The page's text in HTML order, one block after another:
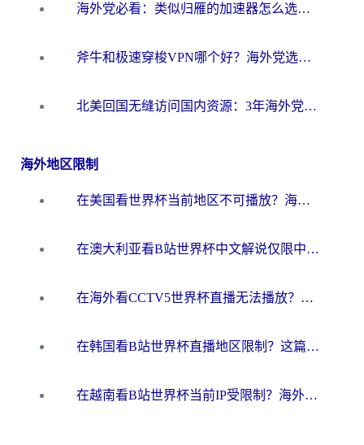
海外党必看：类似归雁的加速器怎么选？一篇搞定无缝访问国内资源
斧牛和极速穿梭VPN哪个好？海外党选回国加速器必看的真实对比与避坑指南
北美回国无缝访问国内资源：3年海外党亲测的加速器选择指南
海外地区限制
在美国看世界杯当前地区不可播放？海外党体育观赛终极指南来了！
在澳大利亚看B站世界杯中文解说仅限中国大陆？这篇指南帮你打破限制看遍赛事
在海外看CCTV5世界杯直播无法播放？这篇指南让你和国内球迷同步呐喊
在韩国看B站世界杯直播地区限制？这篇指南让你告别“当前地区不可播放”
在越南看B站世界杯当前IP受限制？海外党体育观赛终极指南来了